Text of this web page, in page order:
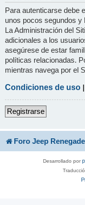
Para autenticarse debe
unos pocos segundos y
La Administración del
adicionales a los
asegúrese de estar
políticas relacionadas.
mientras navega por el
Condiciones de uso |
Registrarse
Foro Jeep Renegade
Desarrollado por